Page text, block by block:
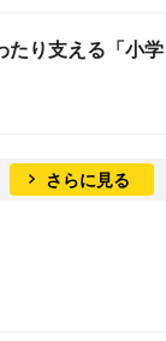
たり支える「小学
さらに見る